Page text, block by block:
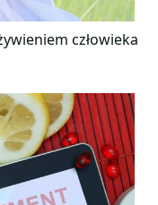
człowieka